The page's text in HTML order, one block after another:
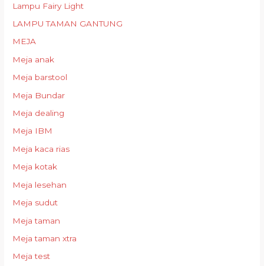
Lampu Fairy Light
LAMPU TAMAN GANTUNG
MEJA
Meja anak
Meja barstool
Meja Bundar
Meja dealing
Meja IBM
Meja kaca rias
Meja kotak
Meja lesehan
Meja sudut
Meja taman
Meja taman xtra
Meja test